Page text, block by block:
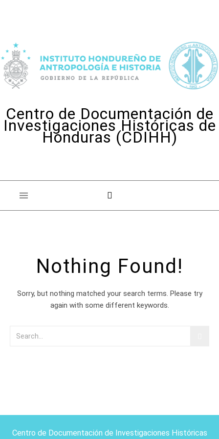
Centro de Documentación de
Investigaciones Históricas de
Honduras (CDIHH)
Nothing Found!
Sorry, but nothing matched your search terms. Please try
again with some different keywords.
Centro de Documentación de Investigaciones Históricas